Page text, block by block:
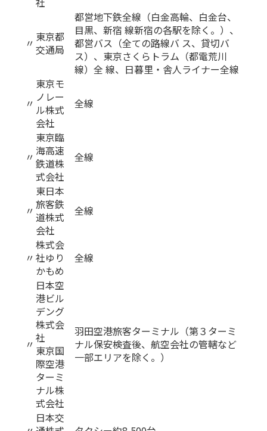
〃 東京都
交通局
都営地下鉄全線（白金高輪、白金台、
目黒、新宿 線新宿の各駅を除く。）、
都営バス（全ての路線バ ス、貸切バ
ス）、東京さくらトラム（都電荒川
線）全 線、日暮里・舎人ライナー全線
〃
東京モ
ノレー
ル株式
会社
全線
〃
東京臨
海高速
鉄道株
式会社
全線
〃
東日本
旅客鉄
道株式
会社
全線
〃
株式会
社ゆり
かもめ
全線
〃
日本空
港ビル
デング
株式会
社
東京国
際空港
ターミ
ナル株
式会社
羽田空港旅客ターミナル（第３ターミ
ナル保安検査後、航空会社の管轄など
一部エリアを除く。）
日本交